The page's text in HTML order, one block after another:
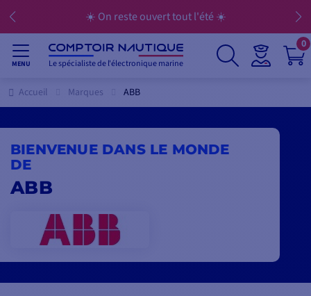
☀️ On reste ouvert tout l'été ☀️
MENU Le spécialiste de l'électronique marine
0
Accueil Marques ABB
BIENVENUE DANS LE MONDE
DE
ABB